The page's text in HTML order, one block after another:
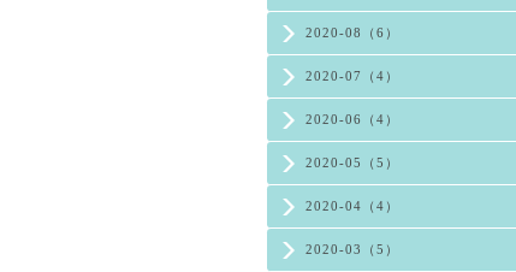
2020-08（6）
2020-07（4）
2020-06（4）
2020-05（5）
2020-04（4）
2020-03（5）